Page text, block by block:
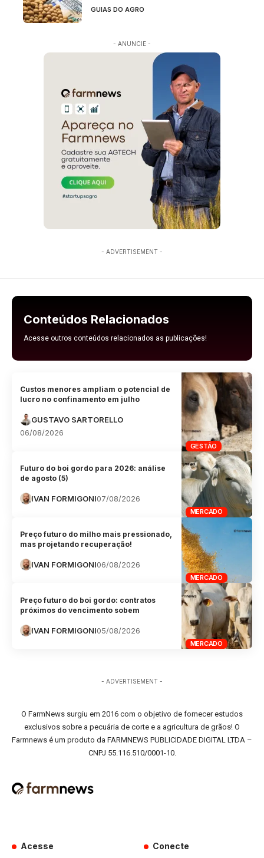
GUIAS DO AGRO
- ANUNCIE -
- ADVERTISEMENT -
Conteúdos Relacionados
Acesse outros conteúdos relacionados as publicações!
GESTÃO
Custos menores ampliam o potencial de
lucro no confinamento em julho
GUSTAVO SARTORELLO
06/08/2026
MERCADO
Futuro do boi gordo para 2026: análise
de agosto (5)
IVAN FORMIGONI07/08/2026
MERCADO
Preço futuro do milho mais pressionado,
mas projetando recuperação!
IVAN FORMIGONI06/08/2026
MERCADO
Preço futuro do boi gordo: contratos
próximos do vencimento sobem
IVAN FORMIGONI05/08/2026
- ADVERTISEMENT -
O FarmNews surgiu em 2016 com o objetivo de fornecer estudos
exclusivos sobre a pecuária de corte e a agricultura de grãos! O
Farmnews é um produto da FARMNEWS PUBLICIDADE DIGITAL LTDA –
CNPJ 55.116.510/0001-10.
Acesse Conecte